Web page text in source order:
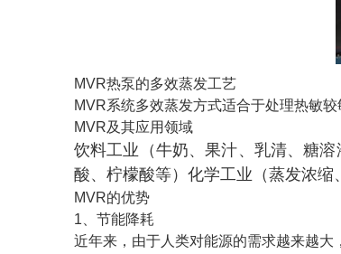
MVR热泵的多效蒸发工艺
MVR系统多效蒸发方式适合于处理热敏
MVR及其应用领域
饮料工业（牛奶、果汁、乳清、糖溶
酸、柠檬酸等） 化学工业（蒸发浓缩
MVR的优势
1、节能降耗
近年来，由于人类对能源的需求越来越大